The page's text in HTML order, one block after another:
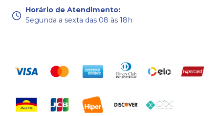
Horário de Atendimento:
Segunda a sexta das 08 às 18h